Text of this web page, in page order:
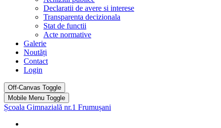
Declaratii de avere si interese
Transparenta decizionala
Stat de functii
Acte normative
Galerie
Noutăți
Contact
Login
Off-Canvas Toggle
Mobile Menu Toggle
Școala Gimnazială nr.1 Frumușani